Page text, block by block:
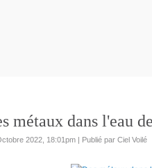
métaux dans l'eau
2022, 18:01pm | Publié par Ciel Voilé